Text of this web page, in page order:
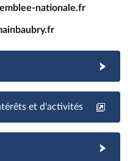
nationale.fr
et d'activités